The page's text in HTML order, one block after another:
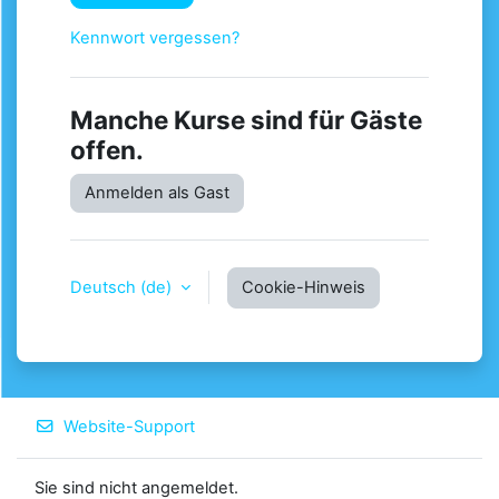
Kennwort vergessen?
Manche Kurse sind für Gäste
offen.
Anmelden als Gast
Deutsch ‎(de)‎ Cookie-Hinweis
Website-Support
Sie sind nicht angemeldet.